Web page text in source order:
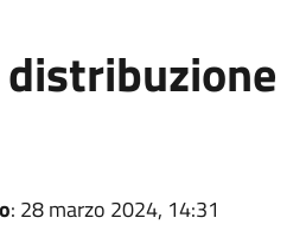
distribuzione
: 28 marzo 2024, 14:31